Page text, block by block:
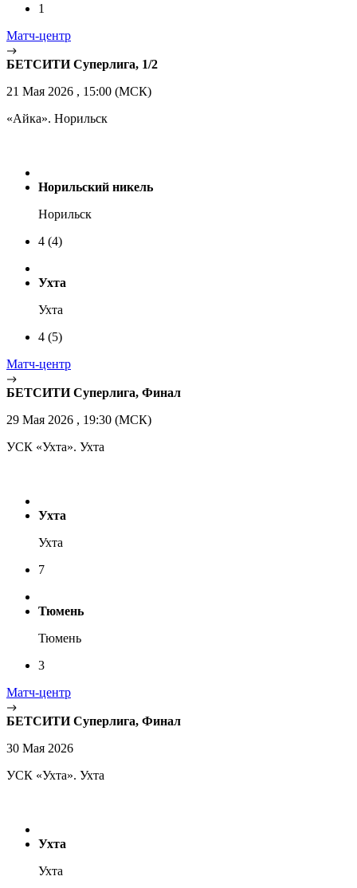
1
Матч-центр
БЕТСИТИ Суперлига, 1/2
21 Мая 2026 , 15:00 (МСК)
«Айка». Норильск
Норильский никель
Норильск
4 (4)
Ухта
Ухта
4 (5)
Матч-центр
БЕТСИТИ Суперлига, Финал
29 Мая 2026 , 19:30 (МСК)
УСК «Ухта». Ухта
Ухта
Ухта
7
Тюмень
Тюмень
3
Матч-центр
БЕТСИТИ Суперлига, Финал
30 Мая 2026
УСК «Ухта». Ухта
Ухта
Ухта